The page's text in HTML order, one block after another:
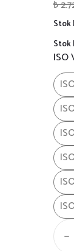
₺
Stok
Stok
ISO